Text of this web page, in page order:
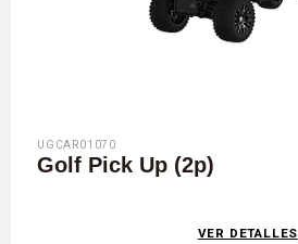
UGCAR01070
Golf Pick Up (2p)
VER DETALLES